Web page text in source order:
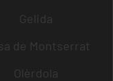
Gelida
de Montserrat
Olèrdola